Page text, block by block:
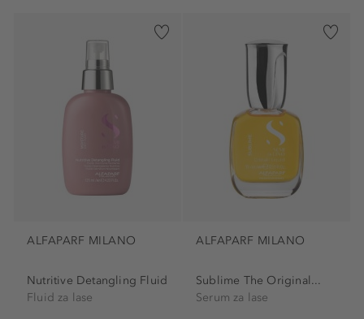
ALFAPARF MILANO
Nutritive Detangling Fluid
Fluid za lase
ALFAPARF MILANO
Sublime The Original...
Serum za lase